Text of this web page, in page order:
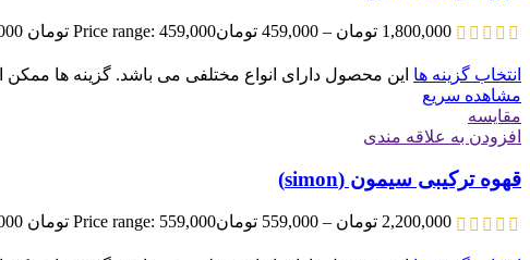
1,800,000 تومان –
459,000 تومانPrice range: 459,000 تومان through 1,800,000 تومان
انتخاب گزینه ها این محصول دارای انواع مختلفی می باشد. گزینه ها
مشاهده سریع
مقایسه
افزودن به علاقه مندی
قهوه ترکیبی سیمون (simon)
2,200,000 تومان –
559,000 تومانPrice range: 559,000 تومان through 2,200,000 تومان